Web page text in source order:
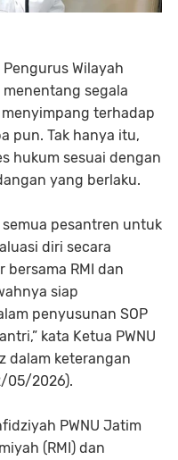
Pengurus Wilayah
menentang segala
terhadap
pun. Tak hanya itu,
hukum sesuai dengan
yang berlaku.
semua pesantren untuk
diri secara
bersama RMI dan
siap
penyusunan SOP
kata Ketua PWNU
dalam keterangan
05/2026).
PWNU Jatim
(RMI) dan